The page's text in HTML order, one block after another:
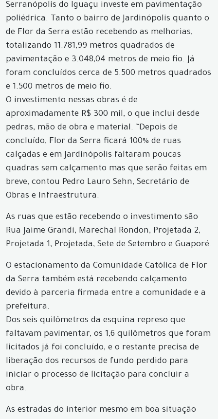
Serranópolis do Iguaçu investe em pavimentação
poliédrica. Tanto o bairro de Jardinópolis quanto o
de Flor da Serra estão recebendo as melhorias,
totalizando 11.781,99 metros quadrados de
pavimentação e 3.048,04 metros de meio fio. Já
foram concluídos cerca de 5.500 metros quadrados
e 1.500 metros de meio fio.
O investimento nessas obras é de
aproximadamente R$ 300 mil, o que inclui desde
pedras, mão de obra e material. “Depois de
concluído, Flor da Serra ficará 100% de ruas
calçadas e em Jardinópolis faltaram poucas
quadras sem calçamento mas que serão feitas em
breve, contou Pedro Lauro Sehn, Secretário de
Obras e Infraestrutura.
As ruas que estão recebendo o investimento são
Rua Jaime Grandi, Marechal Rondon, Projetada 2,
Projetada 1, Projetada, Sete de Setembro e Guaporé.
O estacionamento da Comunidade Católica de Flor
da Serra também está recebendo calçamento
devido à parceria firmada entre a comunidade e a
prefeitura.
Dos seis quilômetros da esquina represo que
faltavam pavimentar, os 1,6 quilômetros que foram
licitados já foi concluído, e o restante precisa de
liberação dos recursos de fundo perdido para
iniciar o processo de licitação para concluir a
obra.
As estradas do interior mesmo em boa situação